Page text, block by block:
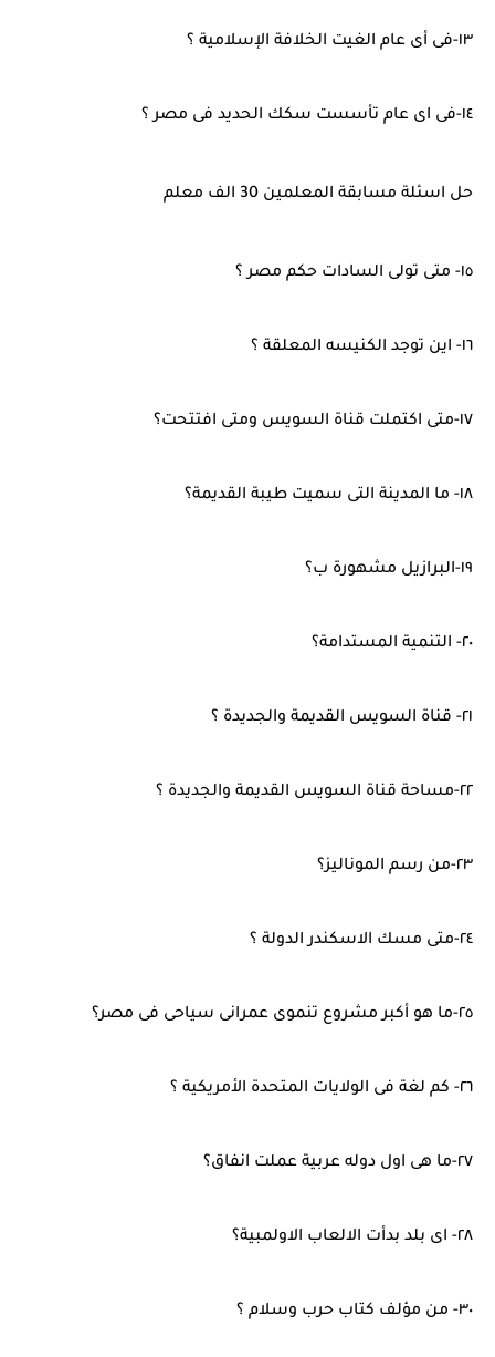
١٣-فى أى عام الغيت الخلافة الإسلامية ؟
١٤-فى اى عام تأسست سكك الحديد فى مصر ؟
حل اسئلة مسابقة المعلمين 30 الف معلم
١٥- متى تولى السادات حكم مصر ؟
١٦- اين توجد الكنيسه المعلقة ؟
١٧-متى اكتملت قناة السويس ومتى افتتحت؟
١٨- ما المدينة التى سميت طيبة القديمة؟
١٩-البرازيل مشهورة ب؟
٢٠- التنمية المستدامة؟
٢١- قناة السويس القديمة والجديدة ؟
٢٢-مساحة قناة السويس القديمة والجديدة ؟
٢٣-من رسم الموناليز؟
٢٤-متى مسك الاسكندر الدولة ؟
٢٥-ما هو أكبر مشروع تنموى عمرانى سياحى فى مصر؟
٢٦- كم لغة فى الولايات المتحدة الأمريكية ؟
٢٧-ما هى اول دوله عربية عملت انفاق؟
٢٨- اى بلد بدأت الالعاب الاولمبية؟
٣٠- من مؤلف كتاب حرب وسلام ؟